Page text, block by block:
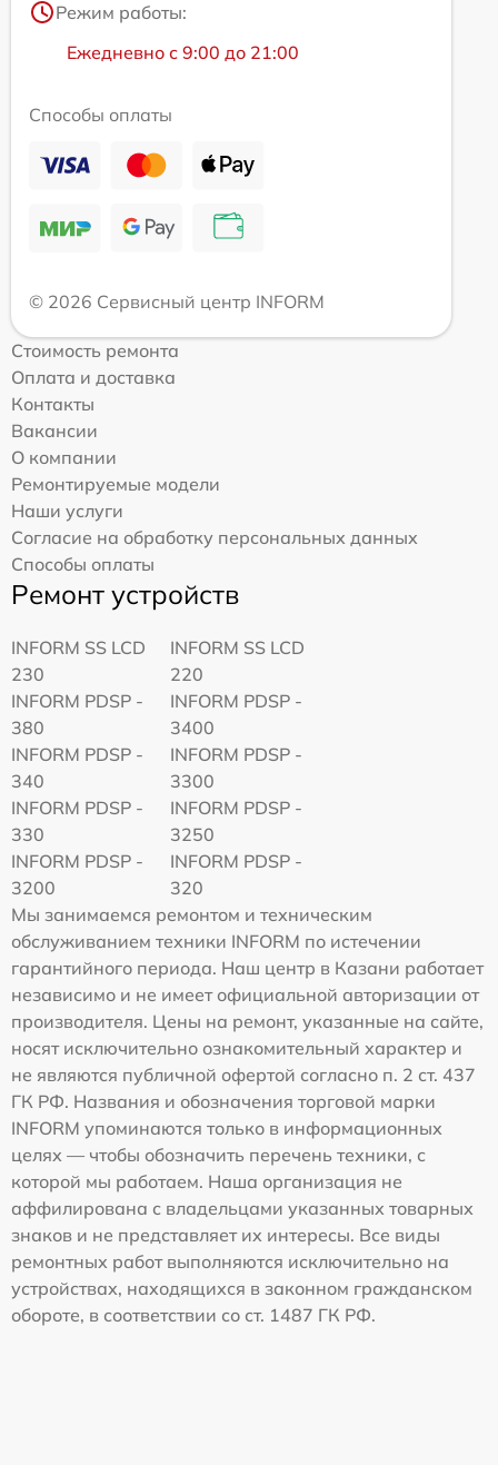
Режим работы:
Ежедневно с 9:00 до 21:00
Способы оплаты
© 2026 Сервисный центр INFORM
Стоимость ремонта
Оплата и доставка
Контакты
Вакансии
О компании
Ремонтируемые модели
Наши услуги
Согласие на обработку персональных данных
Способы оплаты
Ремонт устройств
INFORM SS LCD
230
INFORM SS LCD
220
INFORM PDSP -
380
INFORM PDSP -
3400
INFORM PDSP -
340
INFORM PDSP -
3300
INFORM PDSP -
330
INFORM PDSP -
3250
INFORM PDSP -
3200
INFORM PDSP -
320
Мы занимаемся ремонтом и техническим
обслуживанием техники INFORM по истечении
гарантийного периода. Наш центр в Казани работает
независимо и не имеет официальной авторизации от
производителя. Цены на ремонт, указанные на сайте,
носят исключительно ознакомительный характер и
не являются публичной офертой согласно п. 2 ст. 437
ГК РФ. Названия и обозначения торговой марки
INFORM упоминаются только в информационных
целях — чтобы обозначить перечень техники, с
которой мы работаем. Наша организация не
аффилирована с владельцами указанных товарных
знаков и не представляет их интересы. Все виды
ремонтных работ выполняются исключительно на
устройствах, находящихся в законном гражданском
обороте, в соответствии со ст. 1487 ГК РФ.